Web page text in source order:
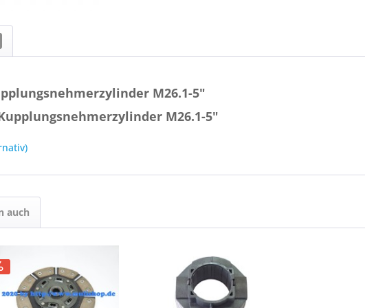
M26.1-5"
M26.1-5"
auch